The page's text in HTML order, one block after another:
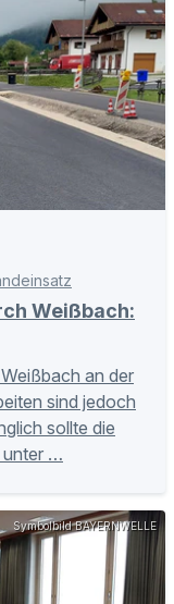
Weißbach:
an der
sind jedoch
sollte die
unter …
Symbolbild BAYERNWELLE